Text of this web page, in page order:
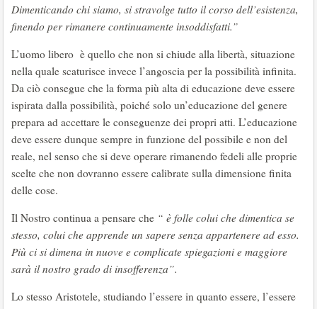
Dimenticando chi siamo, si stravolge tutto il corso dell’esistenza,
finendo per rimanere continuamente insoddisfatti.”
L’uomo libero è quello che non si chiude alla libertà, situazione
nella quale scaturisce invece l’angoscia per la possibilità infinita.
Da ciò consegue che la forma più alta di educazione deve essere
ispirata dalla possibilità, poiché solo un’educazione del genere
prepara ad accettare le conseguenze dei propri atti. L’educazione
deve essere dunque sempre in funzione del possibile e non del
reale, nel senso che si deve operare rimanendo fedeli alle proprie
scelte che non dovranno essere calibrate sulla dimensione finita
delle cose.
Il Nostro continua a pensare che “ è folle colui che dimentica se
stesso, colui che apprende un sapere senza appartenere ad esso.
Più ci si dimena in nuove e complicate spiegazioni e maggiore
sarà il nostro grado di insofferenza”.
Lo stesso Aristotele, studiando l’essere in quanto essere, l’essere